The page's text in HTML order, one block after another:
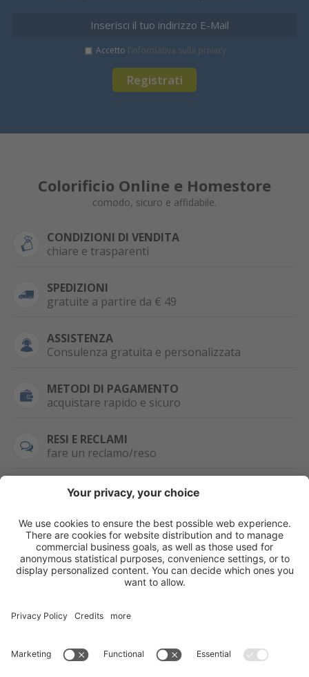
Registrati
Accetto l’informativa sulla privacy
Colorificio Online e Homestore
comodo, sicuro e affidabile.
CONDIZIONI DI VENDITA
chiare e trasparenti
SPEDIZIONI
gratuite a partire da € 49
ASSISTENZA
Consulenza gratuita e personalizzata
METODI DI PAGAMENTO
acquistare rapido e sicuro
RESI E RECLAMI
fare un reclamo/reso
SEMPRE DISPONIBILE
0471 506798
WHATSAPP
+39 376 2951129
HAI LA PARTITA
IVA?
Per ordini, offerte,
prezzi speciali e
ulteriori articoli